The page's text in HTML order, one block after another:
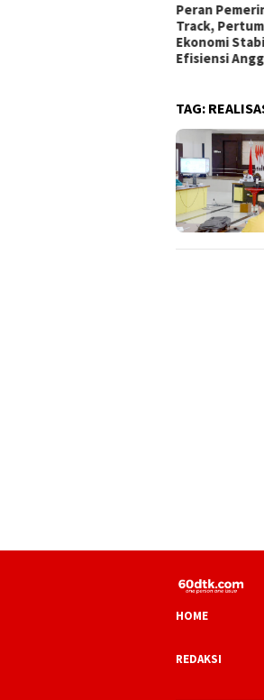
Peran
Track,
Ekonomi
Efisiensi
TAG:
HOME
REDAKSI